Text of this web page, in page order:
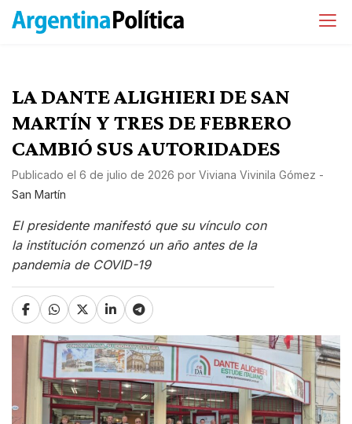
LA DANTE ALIGHIERI DE SAN
MARTÍN Y TRES DE FEBRERO
CAMBIÓ SUS AUTORIDADES
Publicado el 6 de julio de 2026 por Viviana Vivinila Gómez -
San Martín
El presidente manifestó que su vínculo con
la institución comenzó un año antes de la
pandemia de COVID-19